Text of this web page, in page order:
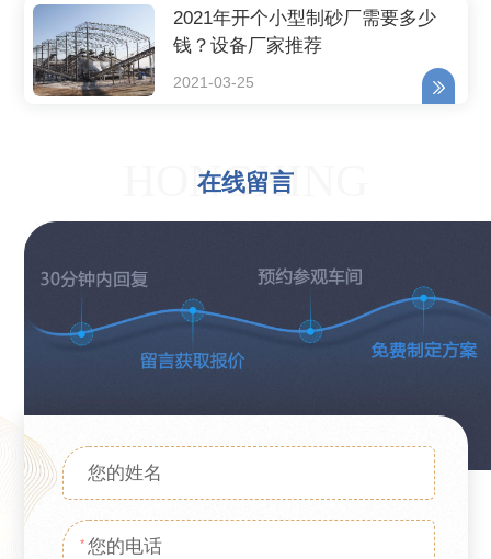
2021年开个小型制砂厂需要多少
钱？设备厂家推荐
2021-03-25
在线留言
HONGXING
*